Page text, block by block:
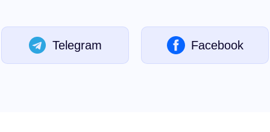
Telegram Facebook